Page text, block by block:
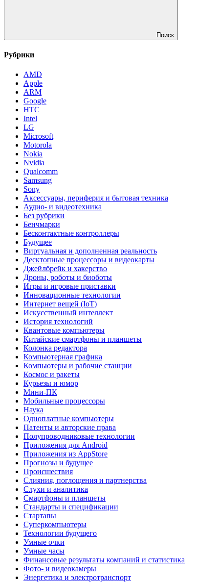
Поиск
Рубрики
AMD
Apple
ARM
Google
HTC
Intel
LG
Microsoft
Motorola
Nokia
Nvidia
Qualcomm
Samsung
Sony
Аксессуары, периферия и бытовая техника
Аудио- и видеотехника
Без рубрики
Бенчмарки
Бесконтактные контроллеры
Будущее
Виртуальная и дополненная реальность
Десктопные процессоры и видеокарты
Джейлбрейк и хакерство
Дроны, роботы и биоботы
Игры и игровые приставки
Инновационные технологии
Интернет вещей (IoT)
Искусственный интеллект
История технологий
Квантовые компьютеры
Китайские смартфоны и планшеты
Колонка редактора
Компьютерная графика
Компьютеры и рабочие станции
Космос и ракеты
Курьезы и юмор
Мини-ПК
Мобильные процессоры
Наука
Одноплатные компьютеры
Патенты и авторские права
Полупроводниковые технологии
Приложения для Android
Приложения из AppStore
Прогнозы и будущее
Происшествия
Слияния, поглощения и партнерства
Слухи и аналитика
Смартфоны и планшеты
Стандарты и спецификации
Стартапы
Суперкомпьютеры
Технологии будущего
Умные очки
Умные часы
Финансовые результаты компаний и статистика
Фото- и видеокамеры
Энергетика и электротранспорт